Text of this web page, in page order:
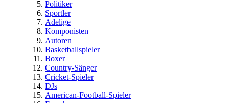
Politiker
Sportler
Adelige
Komponisten
Autoren
Basketballspieler
Boxer
Country-Sänger
Cricket-Spieler
DJs
American-Football-Spieler